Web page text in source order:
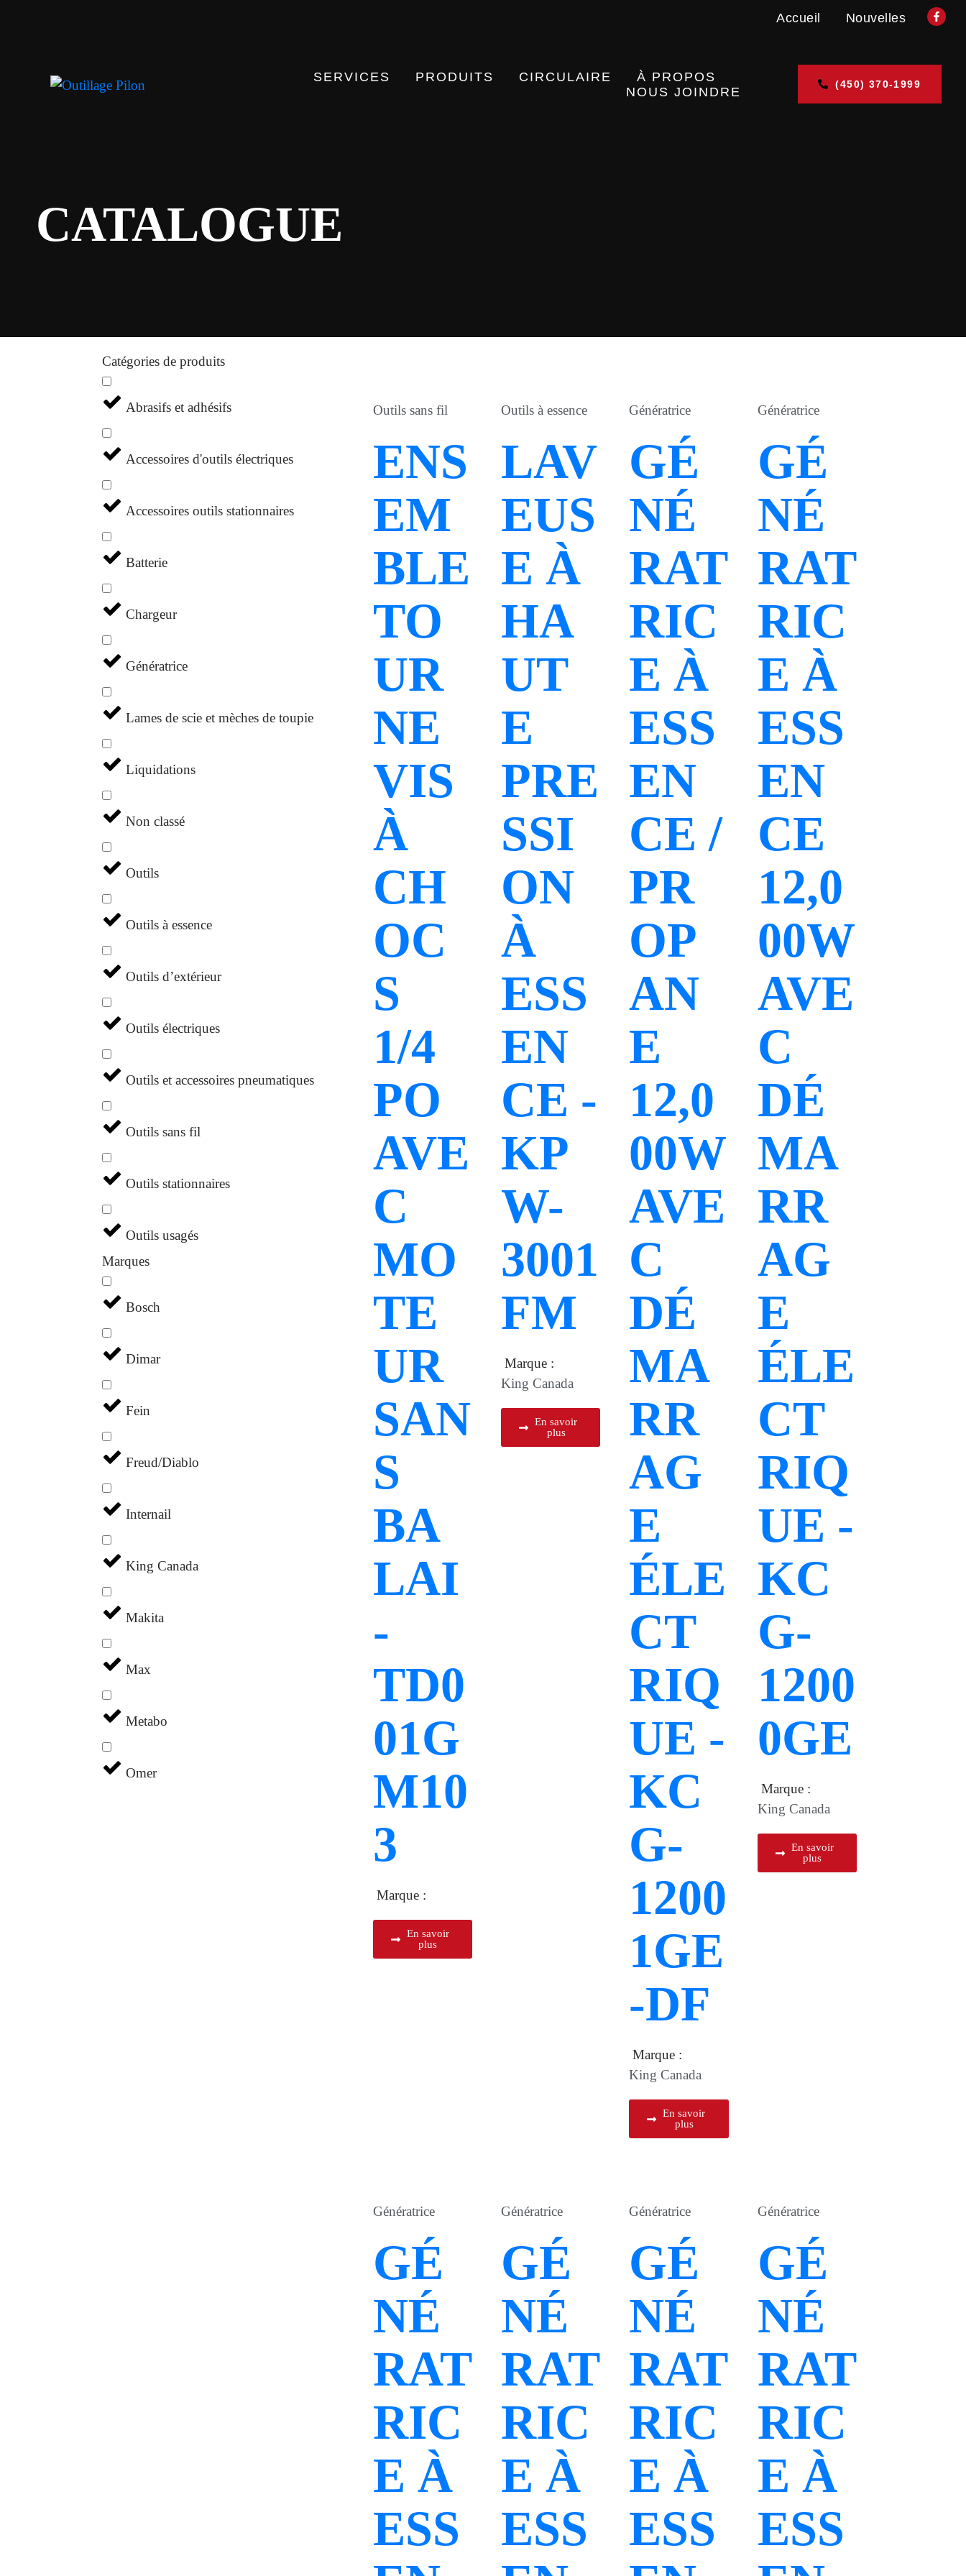
Accueil Nouvelles
SERVICES PRODUITS CIRCULAIRE
À PROPOS
NOUS JOINDRE
(450) 370-1999
CATALOGUE
Catégories de produits
Abrasifs et adhésifs
Accessoires d'outils électriques
Accessoires outils stationnaires
Batterie
Chargeur
Génératrice
Lames de scie et mèches de toupie
Liquidations
Non classé
Outils
Outils à essence
Outils d’extérieur
Outils électriques
Outils et accessoires pneumatiques
Outils sans fil
Outils stationnaires
Outils usagés
Marques
Bosch
Dimar
Fein
Freud/Diablo
Internail
King Canada
Makita
Max
Metabo
Omer
Outils sans fil
ENS
EM
BLE
TO
UR
NE
VIS
À
CH
OC
S
1/4
PO
AVE
C
MO
TE
UR
SAN
S
BA
LAI
-
TD0
01G
M10
3
Marque :
En savoir
plus
Outils à essence
LAV
EUS
E À
HA
UT
E
PRE
SSI
ON
À
ESS
EN
CE -
KP
W-
3001
FM
Marque :
King Canada
En savoir
plus
Génératrice
GÉ
NÉ
RAT
RIC
E À
ESS
EN
CE /
PR
OP
AN
E
12,0
00W
AVE
C
DÉ
MA
RR
AG
E
ÉLE
CT
RIQ
UE -
KC
G-
1200
1GE
-DF
Marque :
King Canada
En savoir
plus
Génératrice
GÉ
NÉ
RAT
RIC
E À
ESS
EN
CE
12,0
00W
AVE
C
DÉ
MA
RR
AG
E
ÉLE
CT
RIQ
UE -
KC
G-
1200
0GE
Marque :
King Canada
En savoir
plus
Génératrice
GÉ
NÉ
RAT
RIC
E À
ESS
Génératrice
GÉ
NÉ
RAT
RIC
E À
ESS
Génératrice
GÉ
NÉ
RAT
RIC
E À
ESS
Génératrice
GÉ
NÉ
RAT
RIC
E À
ESS